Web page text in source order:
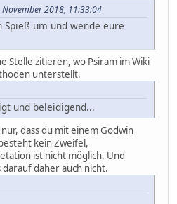
2018, 11:33:04
um und wende eure
Stelle zitieren, wo Psiram im Wiki
unterstellt.
und beleidigend...
dass du mit einem Godwin
kein Zweifel,
ist nicht möglich. Und
daher auch nicht.